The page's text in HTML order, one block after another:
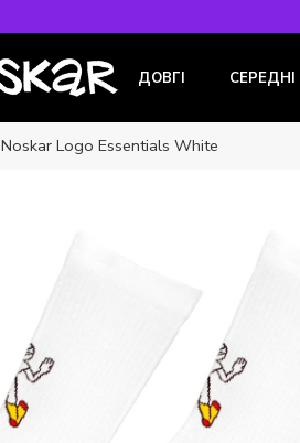
ДОВГІ СЕРЕДНІ
Noskar Logo Essentials White